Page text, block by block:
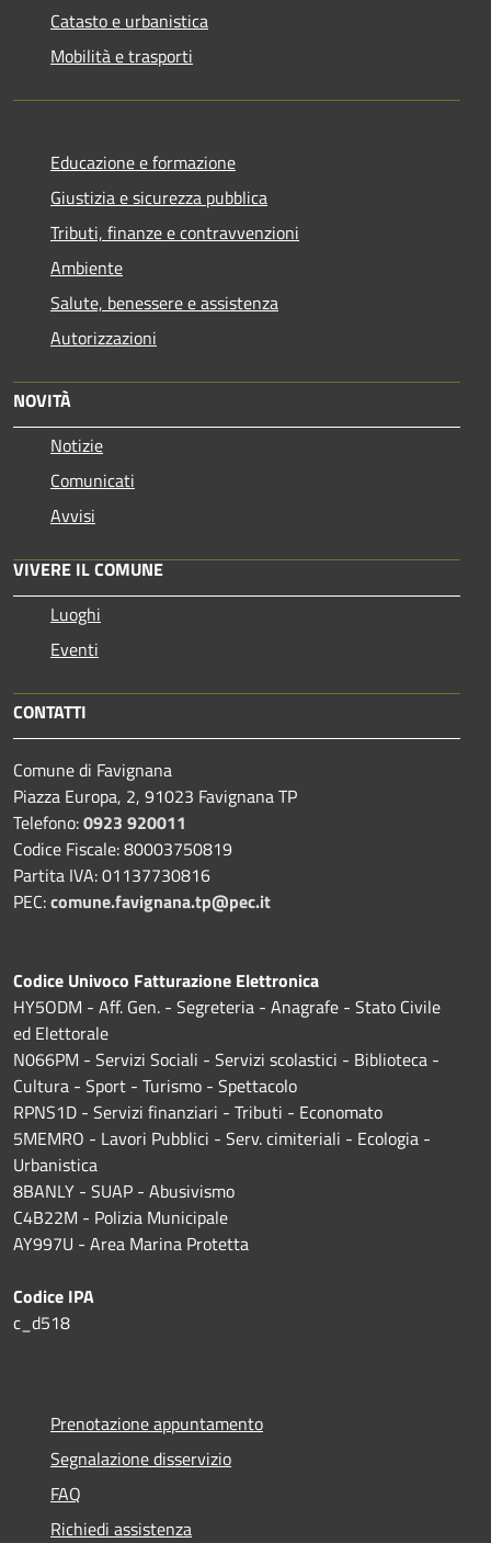
Catasto e urbanistica
Mobilità e trasporti
Educazione e formazione
Giustizia e sicurezza pubblica
Tributi, finanze e contravvenzioni
Ambiente
Salute, benessere e assistenza
Autorizzazioni
NOVITÀ
Notizie
Comunicati
Avvisi
VIVERE IL COMUNE
Luoghi
Eventi
CONTATTI
Comune di Favignana
Piazza Europa, 2, 91023 Favignana TP
Telefono:0923 920011
Codice Fiscale: 80003750819
Partita IVA: 01137730816
PEC:comune.favignana.tp@pec.it
Codice Univoco Fatturazione Elettronica
HY5ODM - Aff. Gen. - Segreteria - Anagrafe - Stato Civile
ed Elettorale
N066PM - Servizi Sociali - Servizi scolastici - Biblioteca -
Cultura - Sport - Turismo - Spettacolo
RPNS1D - Servizi finanziari - Tributi - Economato
5MEMRO - Lavori Pubblici - Serv. cimiteriali - Ecologia -
Urbanistica
8BANLY - SUAP - Abusivismo
C4B22M - Polizia Municipale
AY997U - Area Marina Protetta
Codice IPA
c_d518
Prenotazione appuntamento
Segnalazione disservizio
FAQ
Richiedi assistenza